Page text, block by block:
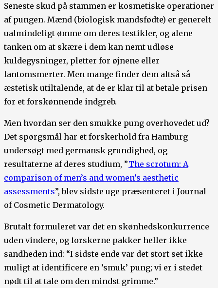
Seneste skud på stammen er kosmetiske operationer
af pungen. Mænd (biologisk mandsfødte) er generelt
ualmindeligt ømme om deres testikler, og alene
tanken om at skære i dem kan nemt udløse
kuldegysninger, pletter for øjnene eller
fantomsmerter. Men mange finder dem altså så
æstetisk utiltalende, at de er klar til at betale prisen
for et forskønnende indgreb.
Men hvordan ser den smukke pung overhovedet ud?
Det spørgsmål har et forskerhold fra Hamburg
undersøgt med germansk grundighed, og
resultaterne af deres studium, ”The scrotum: A
comparison of men’s and women’s aesthetic
assessments”, blev sidste uge præsenteret i Journal
of Cosmetic Dermatology.
Brutalt formuleret var det en skønhedskonkurrence
uden vindere, og forskerne pakker heller ikke
sandheden ind: “I sidste ende var det stort set ikke
muligt at identificere en ’smuk’ pung; vi er i stedet
nødt til at tale om den mindst grimme.”